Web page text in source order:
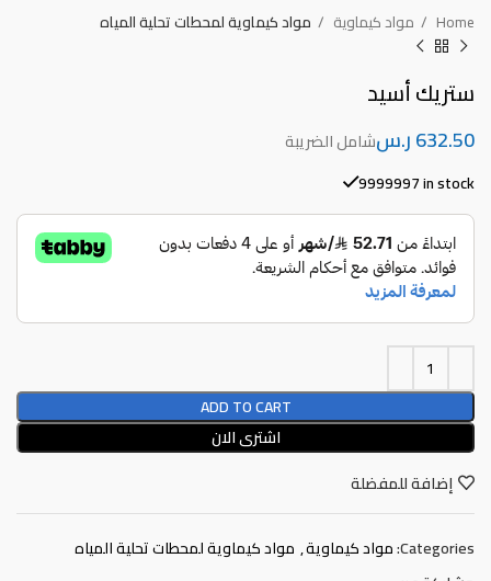
Home مواد كيماوية مواد كيماوية لمحطات تحلية المياه
ستريك أسيد
ر.س
9999997 in stock
ADD TO CART
اشترى الان
إضافة للمفضلة
Categories: مواد كيماوية, مواد كيماوية لمحطات تحلية المياه